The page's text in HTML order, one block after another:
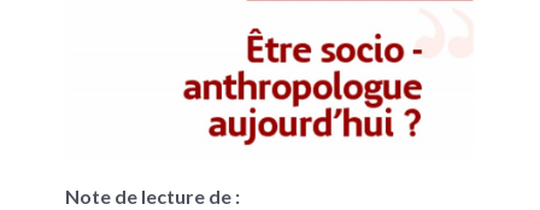
Note de lecture de :